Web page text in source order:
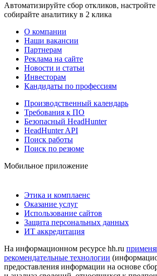
Автоматизируйте сбор откликов,
собирайте аналитику в 2 клика
О компании
Наши вакансии
Партнерам
Реклама на сайте
Новости и статьи
Инвесторам
Кандидаты по профессиям
Производственный календарь
Требования к ПО
Безопасный HeadHunter
HeadHunter API
Поиск работы
Поиск по резюме
Мобильное приложение
Этика и комплаенс
Оказание услуг
Использование сайтов
Защита персональных данных
ИТ аккредитация
На информационном ресурсе hh.ru
рекомендательные технологии
предоставления информации на основе